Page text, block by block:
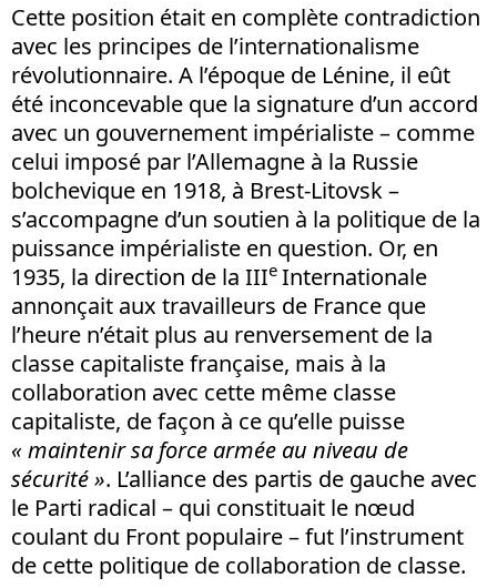
Cette position était en complète contradiction
avec les principes de l’internationalisme
révolutionnaire. A l’époque de Lénine, il eût
été inconcevable que la signature d’un accord
avec un gouvernement impérialiste – comme
celui imposé par l’Allemagne à la Russie
bolchevique en 1918, à Brest-Litovsk –
s’accompagne d’un soutien à la politique de la
puissance impérialiste en question. Or, en
1935, la direction de la IIIe Internationale
annonçait aux travailleurs de France que
l’heure n’était plus au renversement de la
classe capitaliste française, mais à la
collaboration avec cette même classe
capitaliste, de façon à ce qu’elle puisse
« maintenir sa force armée au niveau de
sécurité ». L’alliance des partis de gauche avec
le Parti radical – qui constituait le nœud
coulant du Front populaire – fut l’instrument
de cette politique de collaboration de classe.